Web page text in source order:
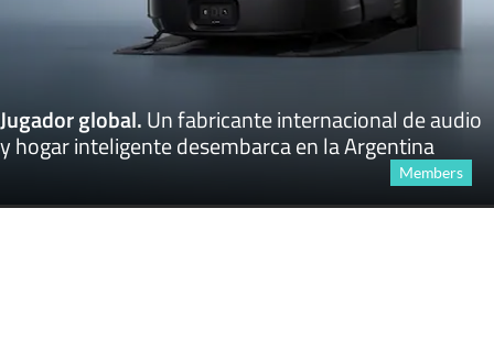
Jugador global.Un fabricante internacional de audio
y hogar inteligente desembarca en la Argentina
Members